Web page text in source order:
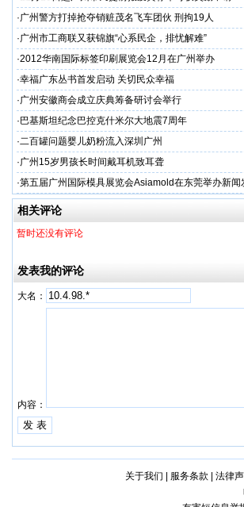
·广州警方打掉抢夺销赃茂名飞车团伙 刑拘19人
·广州市工商联又获锦旗“心系民企，排忧解难”
·2012华南国际标签印刷展览会12月在广州举办
·幸福广东丛书首发启动 关切民众幸福
·广州安徽商会成立庆典筹备研讨会举行
· 巴基斯坦纪念巴控克什米尔大地震7周年
·二百罐问题婴儿奶粉流入深圳广州
·广州15岁男孩长时间戴耳机致耳聋
·第五届广州国际模具展览会Asiamold在东莞举办新闻
会
相关评论
暂时还没有评论
发表我的评论
大名：
内容：
关于我们 服务条款 法律